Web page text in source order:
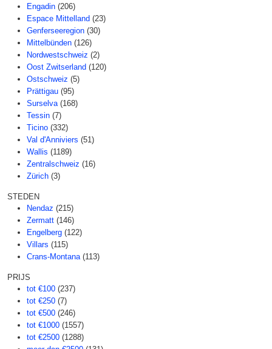
Engadin (206)
Espace Mittelland (23)
Genferseeregion (30)
Mittelbünden (126)
Nordwestschweiz (2)
Oost Zwitserland (120)
Ostschweiz (5)
Prättigau (95)
Surselva (168)
Tessin (7)
Ticino (332)
Val d'Anniviers (51)
Wallis (1189)
Zentralschweiz (16)
Zürich (3)
STEDEN
Nendaz (215)
Zermatt (146)
Engelberg (122)
Villars (115)
Crans-Montana (113)
PRIJS
tot €100 (237)
tot €250 (7)
tot €500 (246)
tot €1000 (1557)
tot €2500 (1288)